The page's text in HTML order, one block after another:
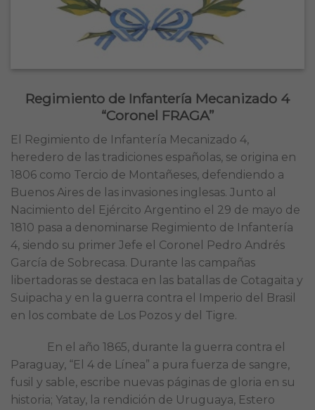
Regimiento de Infantería Mecanizado 4
“Coronel FRAGA”
El Regimiento de Infantería Mecanizado 4,
heredero de las tradiciones españolas, se origina en
1806 como Tercio de Montañeses, defendiendo a
Buenos Aires de las invasiones inglesas. Junto al
Nacimiento del Ejército Argentino el 29 de mayo de
1810 pasa a denominarse Regimiento de Infantería
4, siendo su primer Jefe el Coronel Pedro Andrés
García de Sobrecasa. Durante las campañas
libertadoras se destaca en las batallas de Cotagaita y
Suipacha y en la guerra contra el Imperio del Brasil
en los combate de Los Pozos y del Tigre.
En el año 1865, durante la guerra contra el
Paraguay, “El 4 de Línea” a pura fuerza de sangre,
fusil y sable, escribe nuevas páginas de gloria en su
historia; Yatay, la rendición de Uruguaya, Estero